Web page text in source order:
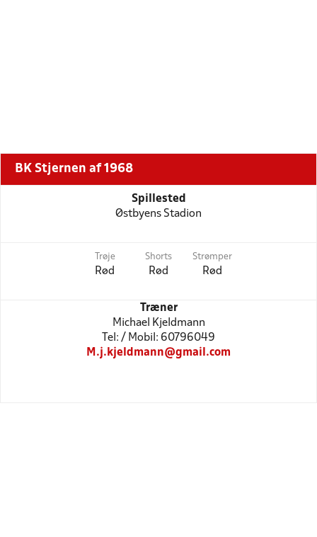
BK Stjernen af 1968
Spillested
Østbyens Stadion
Trøje
Rød
Shorts
Rød
Strømper
Rød
Træner
Michael Kjeldmann
Tel: / Mobil: 60796049
M.j.kjeldmann@gmail.com